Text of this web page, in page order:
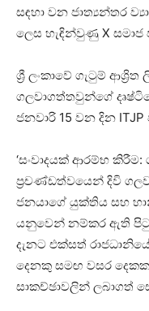
සඳහා වන ජාත්‍යන්තර
ලෙස හැඳින්වුණු X සමාජ
ශ්‍රී ලංකාවේ ගැටුම්
ගලවාගත්තවුන්ගේ
ජනවාරි 15 වන දින
‘සංවාදයක් ආරම්භ
ප්‍රචණ්ඩත්වයෙන් දිවි
ජනයාගේ යුක්තිය සහ
යනුවෙන් නම්කර ඇති පිටු
දැනට එක්සත්
දෙනකු සමඟ වසර දෙකක
සාකච්ඡාවලින් ලබාගත්